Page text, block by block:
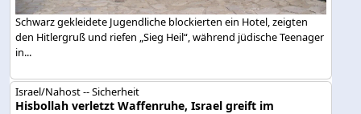
Schwarz gekleidete Jugendliche blockierten ein Hotel, zeigten
den Hitlergruß und riefen „Sieg Heil“, während jüdische Teenager
in...
Israel/Nahost -- Sicherheit
Hisbollah verletzt Waffenruhe, Israel greift im